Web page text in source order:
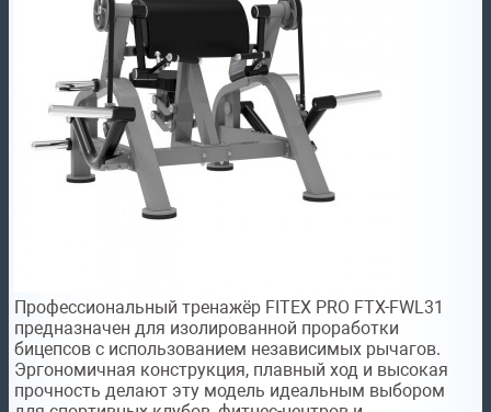
Профессиональный тренажёр FITEX PRO FTX-FWL31
предназначен для изолированной проработки
бицепсов с использованием независимых рычагов.
Эргономичная конструкция, плавный ход и высокая
прочность делают эту модель идеальным выбором